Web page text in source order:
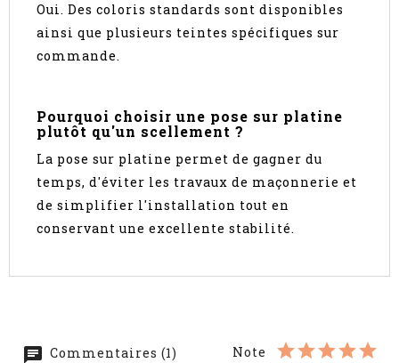
Oui. Des coloris standards sont disponibles
ainsi que plusieurs teintes spécifiques sur
commande.
Pourquoi choisir une pose sur platine
plutôt qu'un scellement ?
La pose sur platine permet de gagner du
temps, d'éviter les travaux de maçonnerie et
de simplifier l'installation tout en
conservant une excellente stabilité.
Commentaires (1) Note